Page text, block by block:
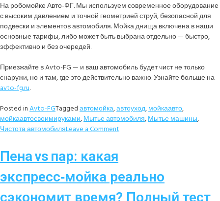
На робомойке Авто-ФГ. Мы используем современное оборудование
с высоким давлением и точной геометрией струй, безопасной для
подвески и элементов автомобиля. Мойка днища включена в наши
основные тарифы, либо может быть выбрана отдельно — быстро,
эффективно и без очередей.
Приезжайте в Avto-FG — и ваш автомобиль будет чист не только
снаружи, но и там, где это действительно важно. Узнайте больше на
avto-fg.ru.
Posted inAvto-FGTaggedавтомойка,автоуход,мойкаавто,
мойкаавтосвоимируками,Мытье автомобиля,Мытье машины,
Чистота автомобиляLeave a Comment
Пена vs пар: какая
экспресс‑мойка реально
сэкономит время? Полный тест